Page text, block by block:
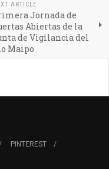
ARTICLE
Jornada de
Abiertas de la
de Vigilancia del
Maipo
PINTEREST